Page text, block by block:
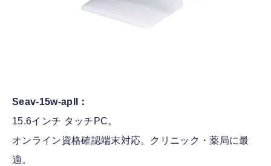
Seav-15w-apII：
15.6インチ タッチPC。
オンライン資格確認端末対応。クリニック・薬局に最
適。